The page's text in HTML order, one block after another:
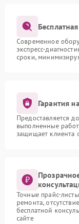
Современное
экспресс-
сроки,
Гарантия
Предоставляется
выполненные
защищает клиента
Точные прайс-
ремонта,
бесплатной
сайте